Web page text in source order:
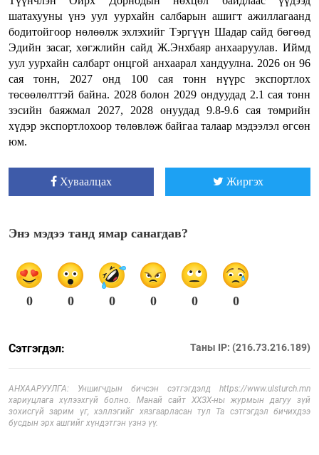
шатахууны үнэ уул уурхайн салбарын ашигт ажиллагаанд
бодитойгоор нөлөөлж эхлэхийг Тэргүүн Шадар сайд бөгөөд
Эдийн засаг, хөгжлийн сайд Ж.Энхбаяр анхааруулав. Иймд
уул уурхайн салбарт онцгой анхаарал хандуулна. 2026 он 96
сая тонн, 2027 онд 100 сая тонн нүүрс экспортлох
төсөөлөлттэй байна. 2028 болон 2029 ондуудад 2.1 сая тонн
зэсийн баяжмал 2027, 2028 онуудад 9.8-9.6 сая төмрийн
хүдэр экспортлохоор төлөвлөж байгаа талаар мэдээлэл өгсөн
юм.
Хуваалцах Жиргэх
Энэ мэдээ танд ямар санагдав?
0 0 0 0 0 0
Сэтгэгдэл: Таны IP: (216.73.216.189)
АНХААРУУЛГА: Уншигчдын бичсэн сэтгэгдэлд https://www.ulsturch.mn
хариуцлага хүлээхгүй болно. Манай сайт ХХЗХ-ны журмын дагуу зүй
зохисгүй зарим үг, хэллэгийг хязгаарласан тул Та сэтгэгдэл бичихдээ
бусдын эрх ашгийг хүндэтгэн үзнэ үү.